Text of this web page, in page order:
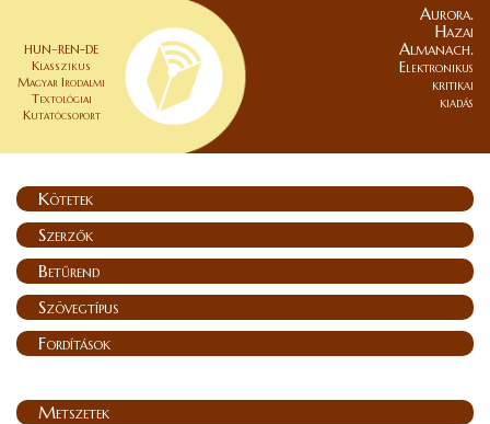
HUN–REN-DE
Klasszikus
Magyar Irodalmi
Textológiai
Kutatócsoport
Aurora.
Hazai
Almanach.
Elektronikus
kritikai
kiadás
Kötetek
Szerzők
Betűrend
Szövegtípus
Fordítások
Metszetek